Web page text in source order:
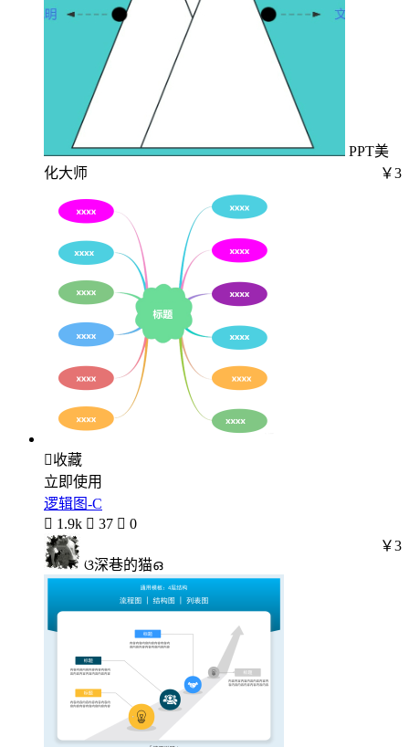
PPT美
化大师
￥3
收藏
立即使用
逻辑图-C
 1.9k  37  0
ଓ深巷的猫ഒ
￥3